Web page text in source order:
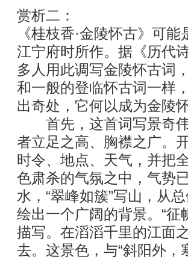
赏析二：
《桂枝香·金陵怀古》可
江宁府时所作。据《历代
多人用此调写金陵怀古词
和一般的登临怀古词一样
出奇处，它何以成为金陵
首先，这首词写景奇伟
者立足之高、胸襟之广。
时令、地点、天气，并把
色肃杀的气氛之中，气势
水，“翠峰如簇”写山，从
绘出一个广阔的背景。“征
描写。在滔滔千里的江面
去。这景色，与“斜阳外，